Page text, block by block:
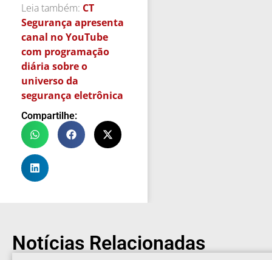
Leia também: CT
Segurança apresenta
canal no YouTube
com programação
diária sobre o
universo da
segurança eletrônica
Compartilhe:
Notícias Relacionadas